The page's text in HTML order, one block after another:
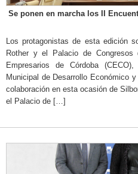
Se ponen en marcha los II
Los protagonistas de esta edición
Rother y el Palacio de Congresos
Empresarios de Córdoba
Municipal de Desarrollo Económico
colaboración en esta ocasión de
el Palacio de […]